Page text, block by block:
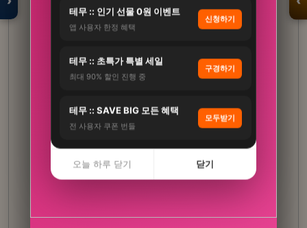
테무 :: 인기 선물 0원 이벤트
앱 사용자 한정 혜택
신청하기
테무 :: 초특가 특별 세일
최대 90% 할인 진행 중
구경하기
테무 :: SAVE BIG 모든 혜택
전 사용자 쿠폰 번들
모두받기
오늘 하루 닫기 닫기